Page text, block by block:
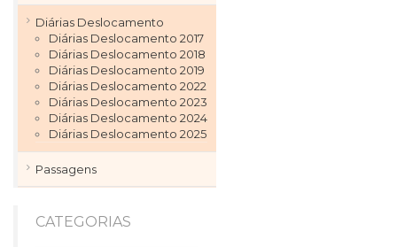
Diárias Deslocamento
Diárias Deslocamento 2017
Diárias Deslocamento 2018
Diárias Deslocamento 2019
Diárias Deslocamento 2022
Diárias Deslocamento 2023
Diárias Deslocamento 2024
Diárias Deslocamento 2025
Passagens
CATEGORIAS